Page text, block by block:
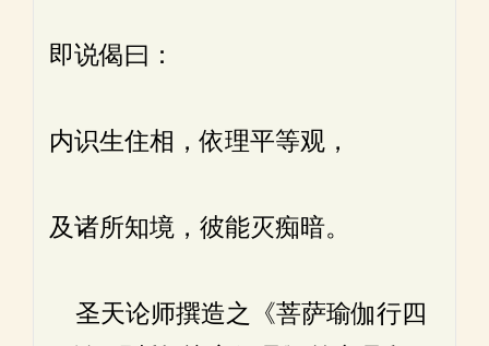
即说偈曰：
内识生住相，依理平等观，
及诸所知境，彼能灭痴暗。
圣天论师撰造之《菩萨瑜伽行四